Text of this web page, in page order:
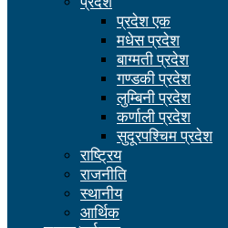
प्रदेश एक
मधेस प्रदेश
बाग्मती प्रदेश
गण्डकी प्रदेश
लुम्बिनी प्रदेश
कर्णाली प्रदेश
सुदूरपश्चिम प्रदेश
राष्ट्रिय
राजनीति
स्थानीय
आर्थिक